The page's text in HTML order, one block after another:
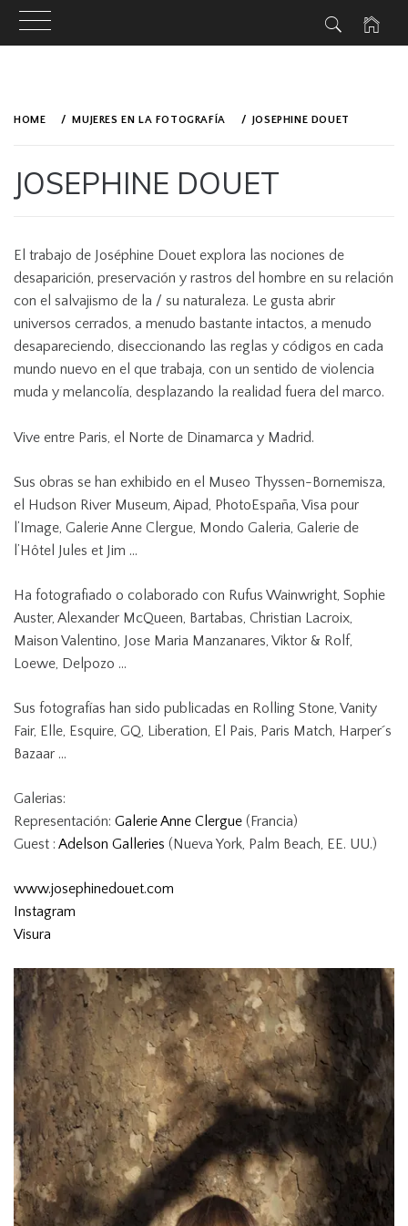
HOME MUJERES EN LA FOTOGRAFÍA JOSEPHINE DOUET
JOSEPHINE DOUET
MAY
24,
El trabajo de Joséphine Douet explora las nociones de
desaparición, preservación y rastros del hombre en su relación
con el salvajismo de la / su naturaleza. Le gusta abrir
universos cerrados, a menudo bastante intactos, a menudo
desapareciendo, diseccionando las reglas y códigos en cada
mundo nuevo en el que trabaja, con un sentido de violencia
muda y melancolía, desplazando la realidad fuera del marco.
Vive entre Paris, el Norte de Dinamarca y Madrid.
Sus obras se han exhibido en el Museo Thyssen-Bornemisza,
el Hudson River Museum, Aipad, PhotoEspaña, Visa pour
l’Image, Galerie Anne Clergue, Mondo Galeria, Galerie de
l’Hôtel Jules et Jim …
Ha fotografiado o colaborado con Rufus Wainwright, Sophie
Auster, Alexander McQueen, Bartabas, Christian Lacroix,
Maison Valentino, Jose Maria Manzanares, Viktor & Rolf,
Loewe, Delpozo …
Sus fotografías han sido publicadas en Rolling Stone, Vanity
Fair, Elle, Esquire, GQ, Liberation, El Pais, Paris Match, Harper´s
Bazaar …
Galerias:
Representación: Galerie Anne Clergue (Francia)
Guest : Adelson Galleries (Nueva York, Palm Beach, EE. UU.)
www.josephinedouet.com
Instagram
Visura